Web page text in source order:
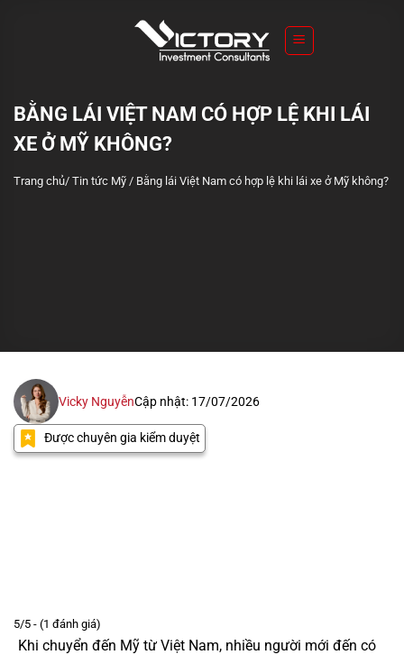
BẰNG LÁI VIỆT NAM CÓ HỢP LỆ KHI LÁI
XE Ở MỸ KHÔNG?
Trang chủ/ Tin tức Mỹ / Bằng lái Việt Nam có hợp lệ khi lái xe ở Mỹ không?
Vicky NguyễnCập nhật: 17/07/2026
Được chuyên gia kiểm duyệt
5/5 - (1 đánh giá)
Khi chuyển đến Mỹ từ Việt Nam, nhiều người mới đến có